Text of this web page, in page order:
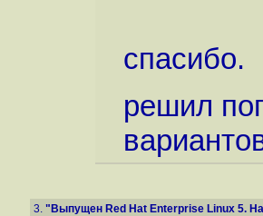
спасибо.
решил
3. "Выпущен Red Hat Enterprise Linux 5.